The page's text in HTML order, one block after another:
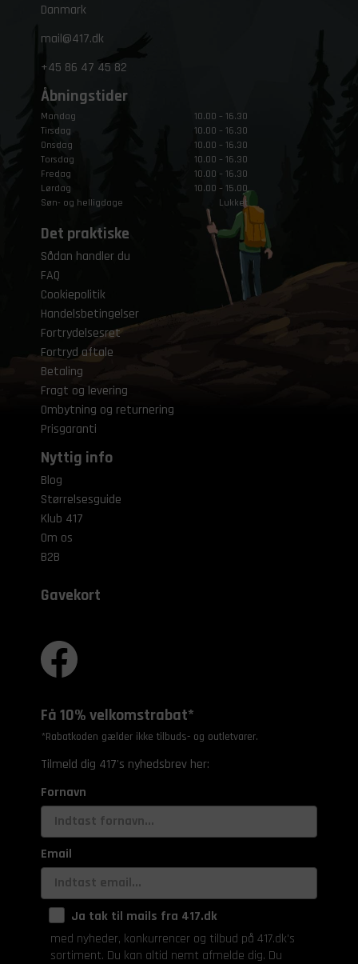
Danmark
mail@417.dk
+45 86 47 45 82
Åbningstider
Mandag
10.00 – 16.30
Tirsdag
10.00 – 16.30
Onsdag
10.00 – 16.30
Torsdag
10.00 – 16.30
Fredag
10.00 – 16.30
Lørdag
10.00 – 15.00
Søn- og helligdage
Lukket
Det praktiske
Sådan handler du
FAQ
Cookiepolitik
Handelsbetingelser
Fortrydelsesret
Fortryd aftale
Betaling
Fragt og levering
Ombytning og returnering
Prisgaranti
Nyttig info
Blog
Størrelsesguide
Klub 417
Om os
B2B
Gavekort
Få 10% velkomstrabat*
*Rabatkoden gælder ikke tilbuds- og outletvarer.
Tilmeld dig 417's nyhedsbrev her:
Fornavn
Email
Ja tak til mails fra 417.dk
med nyheder, konkurrencer og tilbud på 417.dk's
sortiment. Du kan altid nemt afmelde dig. Du